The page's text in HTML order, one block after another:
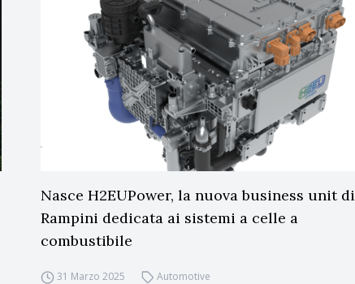
Nasce H2EUPower, la nuova business unit di
Rampini dedicata ai sistemi a celle a
combustibile
31 Marzo 2025 Automotive